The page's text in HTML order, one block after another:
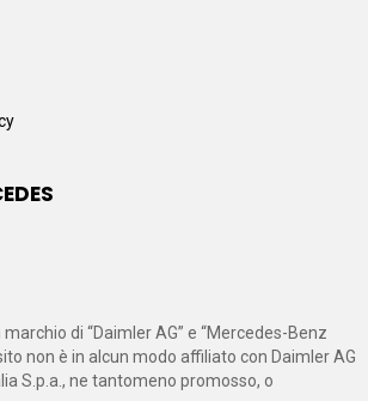
di “Daimler AG” e “Mercedes-Benz
non è in alcun modo affiliato con Daimler AG
S.p.a., ne tantomeno promosso, o